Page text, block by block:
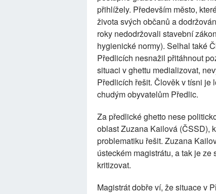
přihlížely. Především město,
života svých občanů a
roky nedodržovali stavební
hygienické normy). Selhal také
Předlicích nesnažil přitáhnout
situaci v ghettu medializovat,
Předlicích řešit. Člověk v tísni je
chudým obyvatelům Předlic.
Za předlické ghetto nese
oblast Zuzana Kailová (ČSSD),
problematiku řešit. Zuzana
ústeckém magistrátu, a tak je
kritizovat.
Magistrát dobře ví, že situace v